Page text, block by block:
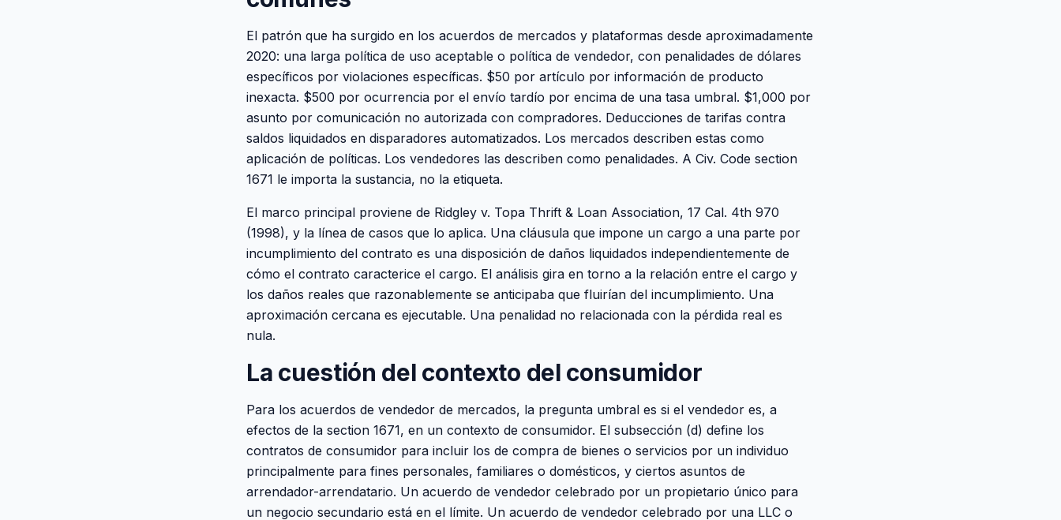
El patrón que ha surgido en los acuerdos de mercados y plataformas desde aproximadamente
2020: una larga política de uso aceptable o política de vendedor, con penalidades de dólares
específicos por violaciones específicas. $50 por artículo por información de producto
inexacta. $500 por ocurrencia por el envío tardío por encima de una tasa umbral. $1,000 por
asunto por comunicación no autorizada con compradores. Deducciones de tarifas contra
saldos liquidados en disparadores automatizados. Los mercados describen estas como
aplicación de políticas. Los vendedores las describen como penalidades. A Civ. Code section
1671 le importa la sustancia, no la etiqueta.
El marco principal proviene de Ridgley v. Topa Thrift & Loan Association, 17 Cal. 4th 970
(1998), y la línea de casos que lo aplica. Una cláusula que impone un cargo a una parte por
incumplimiento del contrato es una disposición de daños liquidados independientemente de
cómo el contrato caracterice el cargo. El análisis gira en torno a la relación entre el cargo y
los daños reales que razonablemente se anticipaba que fluirían del incumplimiento. Una
aproximación cercana es ejecutable. Una penalidad no relacionada con la pérdida real es
nula.
La cuestión del contexto del consumidor
Para los acuerdos de vendedor de mercados, la pregunta umbral es si el vendedor es, a
efectos de la section 1671, en un contexto de consumidor. El subsección (d) define los
contratos de consumidor para incluir los de compra de bienes o servicios por un individuo
principalmente para fines personales, familiares o domésticos, y ciertos asuntos de
arrendador-arrendatario. Un acuerdo de vendedor celebrado por un propietario único para
un negocio secundario está en el límite. Un acuerdo de vendedor celebrado por una LLC o